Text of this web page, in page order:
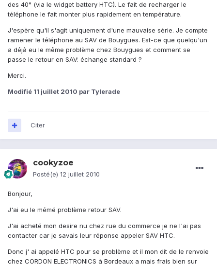
des 40° (via le widget battery HTC). Le fait de recharger le
téléphone le fait monter plus rapidement en température.
J'espère qu'il s'agit uniquement d'une mauvaise série. Je compte
ramener le téléphone au SAV de Bouygues. Est-ce que quelqu'un
a déjà eu le même problème chez Bouygues et comment se
passe le retour en SAV: échange standard ?
Merci.
Modifié 11 juillet 2010 par Tylerade
Citer
cookyzoe
Posté(e) 12 juillet 2010
Bonjour,
J'ai eu le mémé problème retour SAV.
J'ai acheté mon desire nu chez rue du commerce je ne l'ai pas
contacter car je savais leur réponse appeler SAV HTC.
Donc j' ai appelé HTC pour se problème et il mon dit de le renvoie
chez CORDON ELECTRONICS à Bordeaux a mais frais bien sur